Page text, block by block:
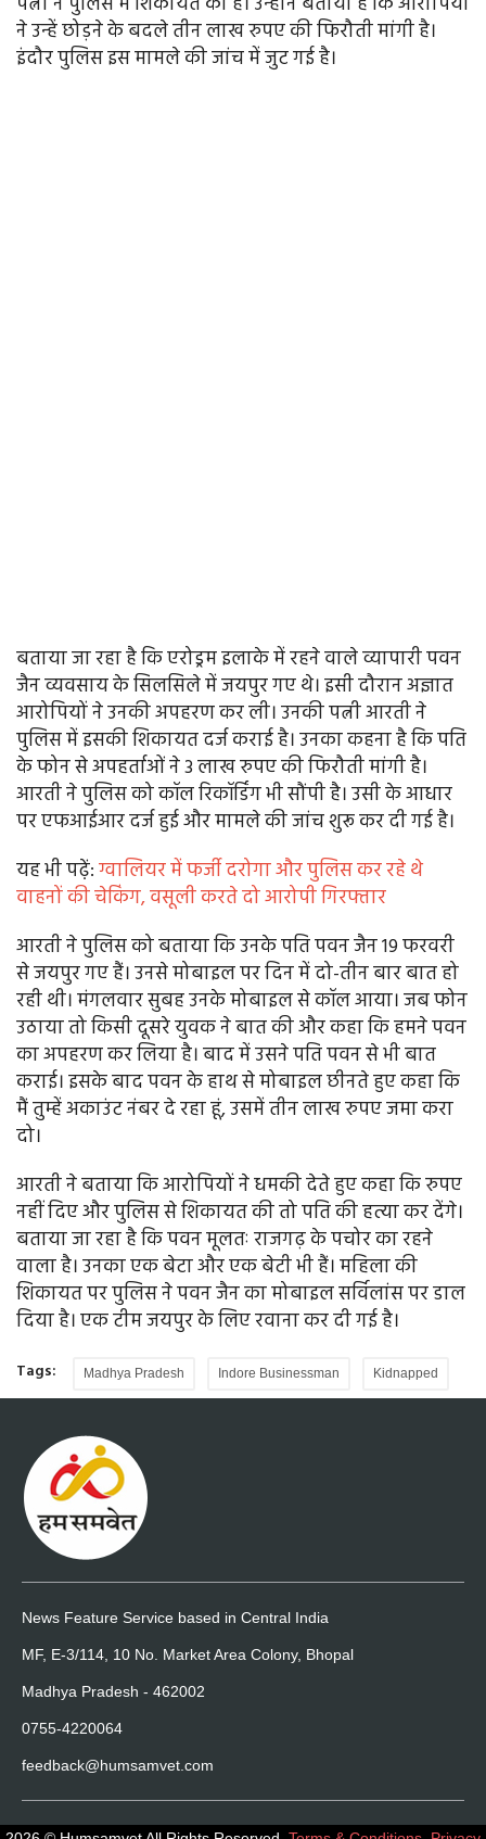
ने उन्हें छोड़ने के बदले तीन लाख रुपए की फिरौती मांगी है।
इंदौर पुलिस इस मामले की जांच में जुट गई है।
बताया जा रहा है कि एरोड्रम इलाके में रहने वाले व्यापारी पवन
जैन व्यवसाय के सिलसिले में जयपुर गए थे। इसी दौरान अज्ञात
आरोपियों ने उनकी अपहरण कर ली। उनकी पत्नी आरती ने
पुलिस में इसकी शिकायत दर्ज कराई है। उनका कहना है कि पति
के फोन से अपहर्ताओं ने 3 लाख रुपए की फिरौती मांगी है।
आरती ने पुलिस को कॉल रिकॉर्डिंग भी सौंपी है। उसी के आधार
पर एफआईआर दर्ज हुई और मामले की जांच शुरू कर दी गई है।
यह भी पढे़ं:ग्वालियर में फर्जी दरोगा और पुलिस कर रहे थे
वाहनों की चेकिंग, वसूली करते दो आरोपी गिरफ्तार
आरती ने पुलिस को बताया कि उनके पति पवन जैन 19 फरवरी
से जयपुर गए हैं। उनसे मोबाइल पर दिन में दो-तीन बार बात हो
रही थी। मंगलवार सुबह उनके मोबाइल से कॉल आया। जब फोन
उठाया तो किसी दूसरे युवक ने बात की और कहा कि हमने पवन
का अपहरण कर लिया है। बाद में उसने पति पवन से भी बात
कराई। इसके बाद पवन के हाथ से मोबाइल छीनते हुए कहा कि
मैं तुम्हें अकाउंट नंबर दे रहा हूं, उसमें तीन लाख रुपए जमा करा
दो।
आरती ने बताया कि आरोपियों ने धमकी देते हुए कहा कि रुपए
नहीं दिए और पुलिस से शिकायत की तो पति की हत्या कर देंगे।
बताया जा रहा है कि पवन मूलतः राजगढ़ के पचोर का रहने
वाला है। उनका एक बेटा और एक बेटी भी हैं। महिला की
शिकायत पर पुलिस ने पवन जैन का मोबाइल सर्विलांस पर डाल
दिया है। एक टीम जयपुर के लिए रवाना कर दी गई है।
Tags: Madhya Pradesh Indore Businessman Kidnapped
News Feature Service based in Central India
MF, E-3/114, 10 No. Market Area Colony, Bhopal
Madhya Pradesh - 462002
0755-4220064
feedback@humsamvet.com